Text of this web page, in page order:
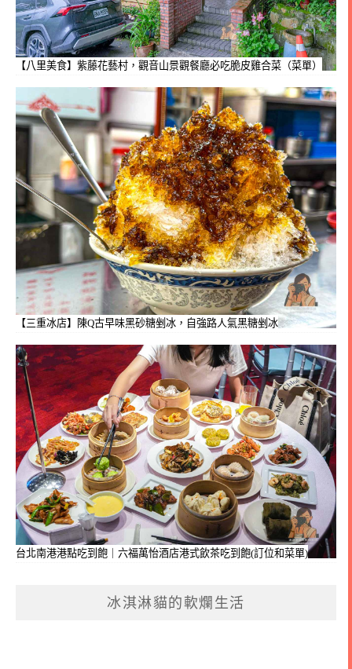
【八里美食】紫藤花藝村，觀音山景觀餐廳必吃脆皮雞合菜（菜單）
【三重冰店】陳Q古早味黑砂糖剉冰，自強路人氣黑糖剉冰
台北南港港點吃到飽｜六福萬怡酒店港式飲茶吃到飽(訂位和菜單)
冰淇淋貓的軟爛生活